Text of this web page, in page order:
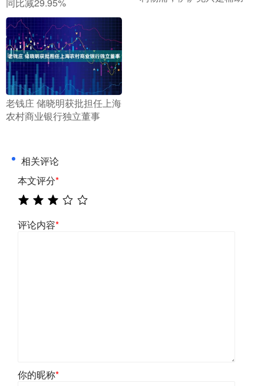
同比减29.95%
​老钱庄 储晓明获批担任上海
农村商业银行独立董事
相关评论
本文评分*
评论内容*
你的昵称*